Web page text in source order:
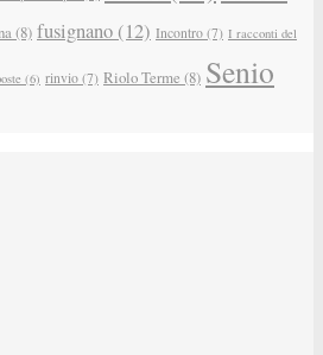
(8) fusignano (12) Incontro (7) I racconti del
(6) rinvio (7) Riolo Terme (8) Senio